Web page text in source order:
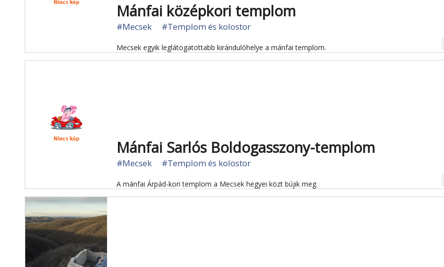
Mánfai középkori templom
#Mecsek #Templom és kolostor
Mecsek egyik leglátogatottabb kirándulóhelye a mánfai templom.
Mánfai Sarlós Boldogasszony-templom
#Mecsek #Templom és kolostor
A mánfai Árpád-kori templom a Mecsek hegyei közt bújik meg.